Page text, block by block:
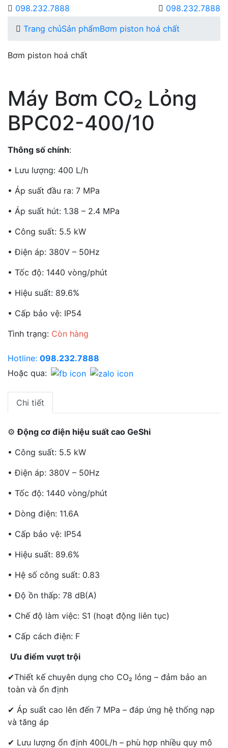
098.232.7888
098.232.7888
Trang chủSản phẩmBơm piston hoá chất
Bơm piston hoá chất
Máy Bơm CO₂ Lỏng
BPC02-400/10
Thông số chính:
• Lưu lượng: 400 L/h
• Áp suất đầu ra: 7 MPa
• Áp suất hút: 1.38 – 2.4 MPa
• Công suất: 5.5 kW
• Điện áp: 380V – 50Hz
• Tốc độ: 1440 vòng/phút
• Hiệu suất: 89.6%
• Cấp bảo vệ: IP54
Tình trạng: Còn hàng
Hotline: 098.232.7888
Hoặc qua:
Chi tiết
⚙️Động cơ điện hiệu suất cao GeShi
• Công suất: 5.5 kW
• Điện áp: 380V – 50Hz
• Tốc độ: 1440 vòng/phút
• Dòng điện: 11.6A
• Cấp bảo vệ: IP54
• Hiệu suất: 89.6%
• Hệ số công suất: 0.83
• Độ ồn thấp: 78 dB(A)
• Chế độ làm việc: S1 (hoạt động liên tục)
• Cấp cách điện: F
Ưu điểm vượt trội
✔Thiết kế chuyên dụng cho CO₂ lỏng – đảm bảo an
toàn và ổn định
✔ Áp suất cao lên đến 7 MPa – đáp ứng hệ thống nạp
và tăng áp
✔ Lưu lượng ổn định 400L/h – phù hợp nhiều quy mô